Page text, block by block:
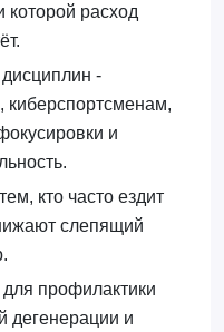
которой расход
-
киберспортсменам,
и
кто часто ездит
слепящий
профилактики
дегенерации и